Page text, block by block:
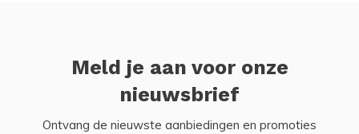
Meld je aan voor onze
nieuwsbrief
Ontvang de nieuwste aanbiedingen en promoties